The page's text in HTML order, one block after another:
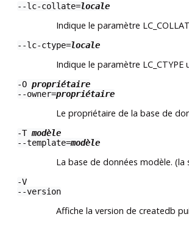
--lc-collate=locale
Indique le paramètre
--lc-ctype=locale
Indique le paramètre
-O propriétaire
--owner=propriétaire
Le propriétaire de la base de
-Tmodèle
--template=modèle
La base de données modèle.
-V
--version
Affiche la version de createdb